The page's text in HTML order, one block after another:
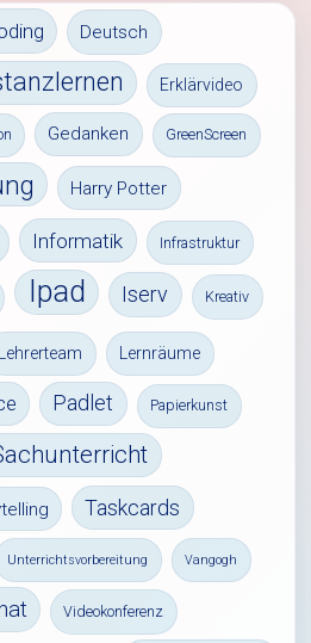
Deutsch
Erklärvideo
Gedanken GreenScreen
Harry Potter
Informatik Infrastruktur
Ipad Iserv Kreativ
Lehrerteam Lernräume
Padlet Papierkunst
Taskcards
Unterrichtsvorbereitung Vangogh
Videokonferenz